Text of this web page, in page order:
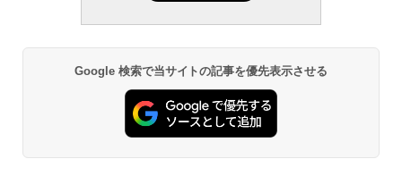
Google 検索で当サイトの記事を優先表示させる